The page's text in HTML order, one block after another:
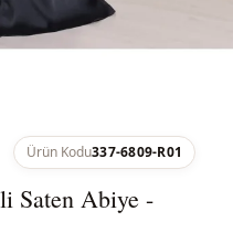
Ürün Kodu337-6809-R01
Saten Abiye -